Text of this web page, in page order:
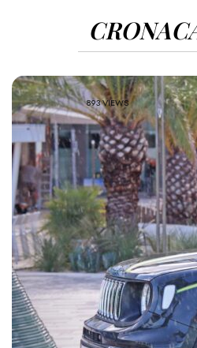
893 VIEWS